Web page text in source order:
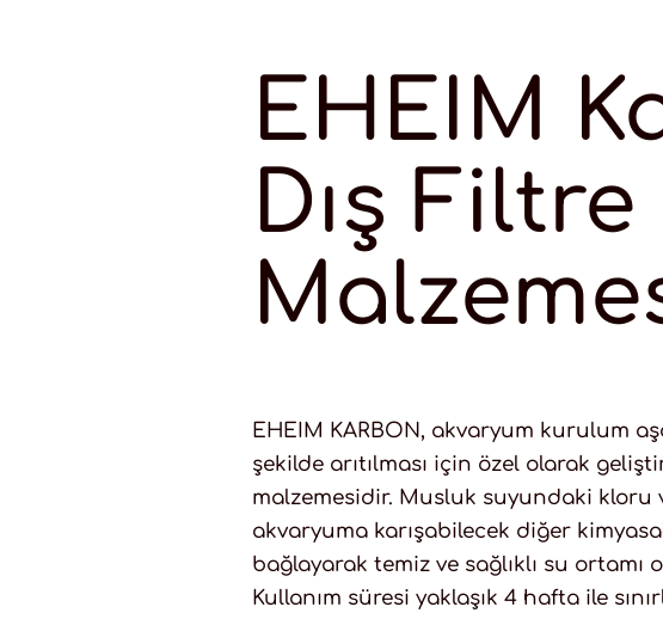
EHEIM
Dış Filtre
EHEIM KARBON, akvaryum kurulum
şekilde arıtılması için özel olarak
malzemesidir. Musluk suyundaki kloru
akvaryuma karışabilecek diğer
bağlayarak temiz ve sağlıklı su ortamı
Kullanım süresi yaklaşık 4 hafta ile